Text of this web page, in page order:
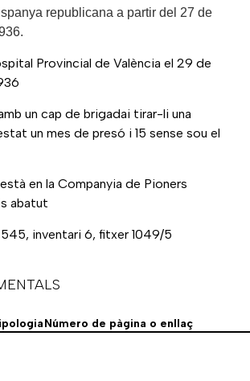
republicana a partir del 27 de
Provincial de València el 29 de
un cap de brigadai tirar-li una
un mes de presó i 15 sense sou el
en la Companyia de Pioners
abatut
inventari 6, fitxer 1049/5
Número de pàgina o enllaç